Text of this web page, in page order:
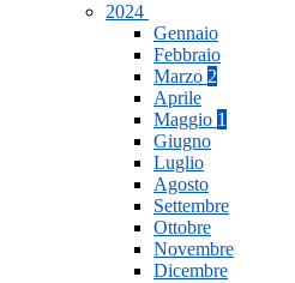
2024
Gennaio
Febbraio
Marzo 2
Aprile
Maggio 1
Giugno
Luglio
Agosto
Settembre
Ottobre
Novembre
Dicembre